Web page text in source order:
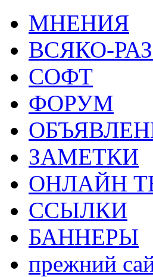
МНЕНИЯ
ВСЯКО-
СОФТ
ФОРУМ
ЗАМЕТКИ
ОНЛАЙН
ССЫЛКИ
БАННЕРЫ
прежний